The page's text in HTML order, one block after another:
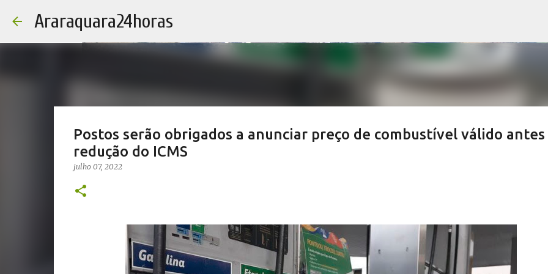
Araraquara24horas
Postos serão obrigados a anunciar preço de combustível válido antes
redução do ICMS
julho 07, 2022